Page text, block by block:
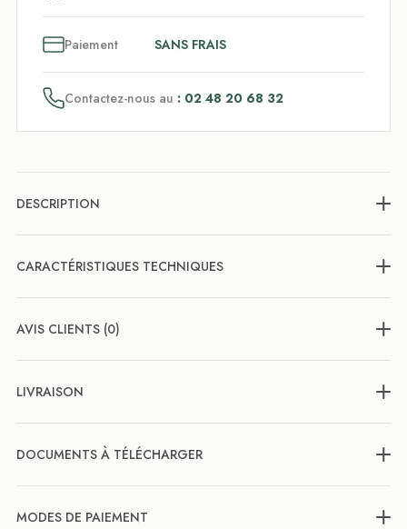
Paiement SANS FRAIS
Contactez-nous au : 02 48 20 68 32
DESCRIPTION
CARACTÉRISTIQUES TECHNIQUES
AVIS CLIENTS (0)
LIVRAISON
DOCUMENTS À TÉLÉCHARGER
MODES DE PAIEMENT